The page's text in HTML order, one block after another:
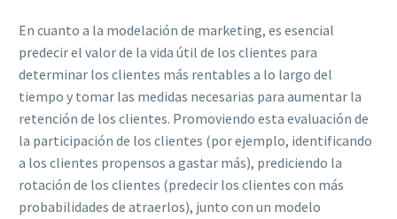
En cuanto a la modelación de marketing, es esencial
predecir el valor de la vida útil de los clientes para
determinar los clientes más rentables a lo largo del
tiempo y tomar las medidas necesarias para aumentar la
retención de los clientes. Promoviendo esta evaluación de
la participación de los clientes (por ejemplo, identificando
a los clientes propensos a gastar más), prediciendo la
rotación de los clientes (predecir los clientes con más
probabilidades de atraerlos), junto con un modelo